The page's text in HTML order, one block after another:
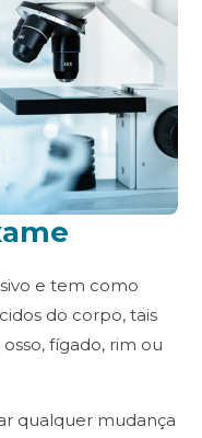
e tem como
do corpo, tais
fígado, rim ou
qualquer mudança